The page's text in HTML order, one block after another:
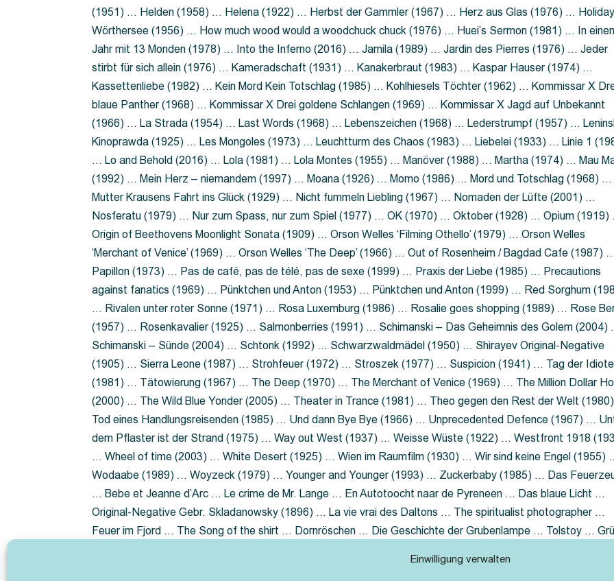
Einwilligung verwalten
(1951) … Helden (1958) … Helena (1922) … Herbst der Gammler (1967) … Herz aus Glas (1976) …
Wörthersee (1956) … How much wood would a woodchuck chuck (1976) … Huei’s Sermon (1981) … In
Jahr mit 13 Monden (1978) … Into the Inferno (2016) … Jamila (1989) … Jardin des Pierres (1976) … Jeder
stirbt für sich allein (1976) … Kameradschaft (1931) … Kanakerbraut (1983) … Kaspar Hauser (1974) …
Kassettenliebe (1982) … Kein Mord Kein Totschlag (1985) … Kohlhiesels Töchter (1962) … Kommissar X
blaue Panther (1968) … Kommissar X Drei goldene Schlangen (1969) … Kommissar X Jagd auf Unbekannt
(1966) … La Strada (1954) … Last Words (1968) … Lebenszeichen (1968) … Lederstrumpf (1957) …
Kinoprawda (1925) … Les Mongoles (1973) … Leuchtturm des Chaos (1983) … Liebelei (1933) … Linie 1
… Lo and Behold (2016) … Lola (1981) … Lola Montes (1955) … Manöver (1988) … Martha (1974) … Mau
(1992) … Mein Herz – niemandem (1997) … Moana (1926) … Momo (1986) … Mord und Totschlag (1968) …
Mutter Krausens Fahrt ins Glück (1929) … Nicht fummeln Liebling (1967) … Nomaden der Lüfte (2001) …
Nosferatu (1979) … Nur zum Spass, nur zum Spiel (1977) … OK (1970) … Oktober (1928) … Opium (1919)
Origin of Beethovens Moonlight Sonata (1909) … Orson Welles ‘Filming Othello’ (1979) … Orson Welles
‘Merchant of Venice’ (1969) … Orson Welles ‘The Deep’ (1966) … Out of Rosenheim / Bagdad Cafe (1987) …
Papillon (1973) … Pas de café, pas de télé, pas de sexe (1999) … Praxis der Liebe (1985) … Precautions
against fanatics (1969) … Pünktchen und Anton (1953) … Pünktchen und Anton (1999) … Red Sorghum
… Rivalen unter roter Sonne (1971) … Rosa Luxemburg (1986) … Rosalie goes shopping (1989) … Rose
(1957) … Rosenkavalier (1925) … Salmonberries (1991) … Schimanski – Das Geheimnis des Golem (2004)
Schimanski – Sünde (2004) … Schtonk (1992) … Schwarzwaldmädel (1950) … Shirayev Original-Negative
(1905) … Sierra Leone (1987) … Strohfeuer (1972) … Stroszek (1977) … Suspicion (1941) … Tag der
(1981) … Tätowierung (1967) … The Deep (1970) … The Merchant of Venice (1969) … The Million Dollar
(2000) … The Wild Blue Yonder (2005) … Theater in Trance (1981) … Theo gegen den Rest der Welt
Tod eines Handlungsreisenden (1985) … Und dann Bye Bye (1966) … Unprecedented Defence (1967) …
dem Pflaster ist der Strand (1975) … Way out West (1937) … Weisse Wüste (1922) … Westfront 1918
… Wheel of time (2003) … White Desert (1925) … Wien im Raumfilm (1930) … Wir sind keine Engel (1955)
Wodaabe (1989) … Woyzeck (1979) … Younger and Younger (1993) … Zuckerbaby (1985) … Das
… Bebe et Jeanne d’Arc … Le crime de Mr. Lange … En Autotoocht naar de Pyreneen … Das blaue Licht …
Original-Negative Gebr. Skladanowsky (1896) … La vie vrai des Daltons … The spiritualist photographer …
Feuer im Fjord … The Song of the shirt … Dornröschen … Die Geschichte der Grubenlampe … Tolstoy …